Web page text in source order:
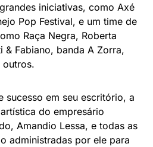
iniciativas, como Axé
Pop Festival, e um time de
Raça Negra, Roberta
& Fabiano, banda A Zorra,
outros.
sucesso em seu escritório, a
do empresário
Amandio Lessa, e todas as
administradas por ele para